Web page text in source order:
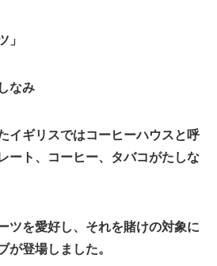
」
なみ
イギリスではコーヒーハウスと呼
ート、コーヒー、タバコがたしな
ツを愛好し、それを賭けの対象に
が登場しました。